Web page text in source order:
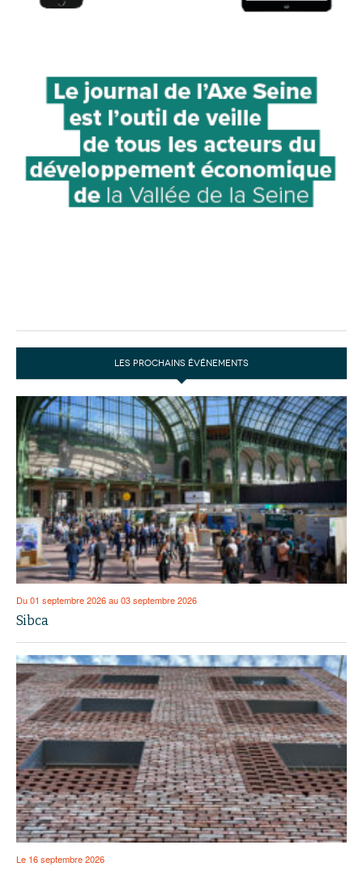
LES PROCHAINS ÉVÉNEMENTS
Du 01 septembre 2026 au 03 septembre 2026
Sibca
Le 16 septembre 2026